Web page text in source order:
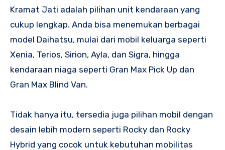
Kramat Jati adalah pilihan unit kendaraan yang
cukup lengkap. Anda bisa menemukan berbagai
model Daihatsu, mulai dari mobil keluarga seperti
Xenia, Terios, Sirion, Ayla, dan Sigra, hingga
kendaraan niaga seperti Gran Max Pick Up dan
Gran Max Blind Van.
Tidak hanya itu, tersedia juga pilihan mobil dengan
desain lebih modern seperti Rocky dan Rocky
Hybrid yang cocok untuk kebutuhan mobilitas